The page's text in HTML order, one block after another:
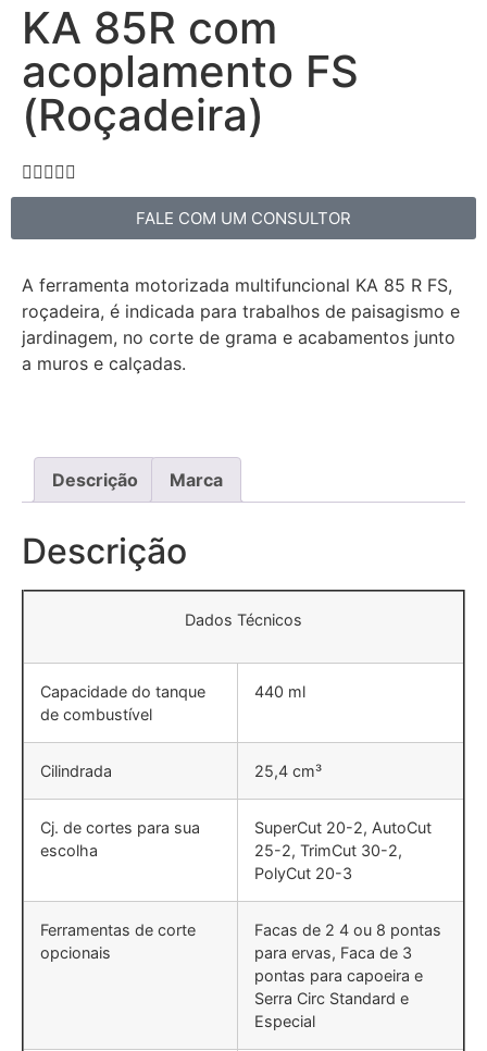
KA 85R com
acoplamento FS
(Roçadeira)

FALE COM UM CONSULTOR
A ferramenta motorizada multifuncional KA 85 R FS,
roçadeira, é indicada para trabalhos de paisagismo e
jardinagem, no corte de grama e acabamentos junto
a muros e calçadas.
Descrição Marca
Descrição
Dados Técnicos
Capacidade do tanque
de combustível
440 ml
Cilindrada 25,4 cm³
Cj. de cortes para sua
escolha
SuperCut 20-2, AutoCut
25-2, TrimCut 30-2,
PolyCut 20-3
Ferramentas de corte
opcionais
Facas de 2 4 ou 8 pontas
para ervas, Faca de 3
pontas para capoeira e
Serra Circ Standard e
Especial